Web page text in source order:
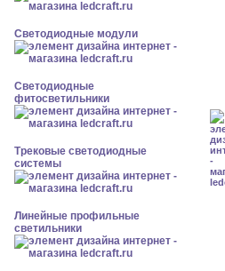
Светодиодные модули
Светодиодные
фитосветильники
Трековые светодиодные
системы
Линейные профильные
светильники